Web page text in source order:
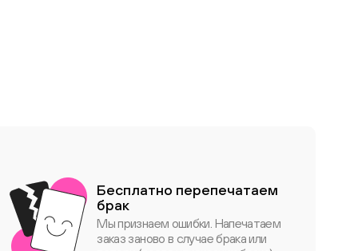
Бесплатно перепечатаем
брак
Мы признаем ошибки. Напечатаем
заказ заново в случае брака или